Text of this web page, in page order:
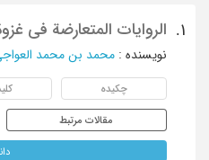
1. الروایات المتعارضة فی
نویسنده : محمد بن محمد
چکیده
مقالات مرتبط